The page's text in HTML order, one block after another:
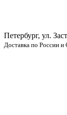
Петербург, ул.
Доставка по России